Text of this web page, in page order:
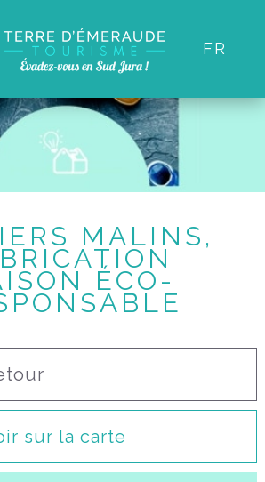
FR
MALINS,
ÉCO-
sur la carte
des cookies